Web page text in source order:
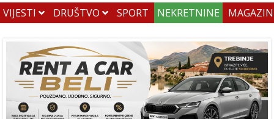
VIJESTI DRUŠTVO SPORT NEKRETNINE